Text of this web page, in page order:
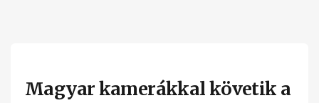
Magyar kamerákkal követik a